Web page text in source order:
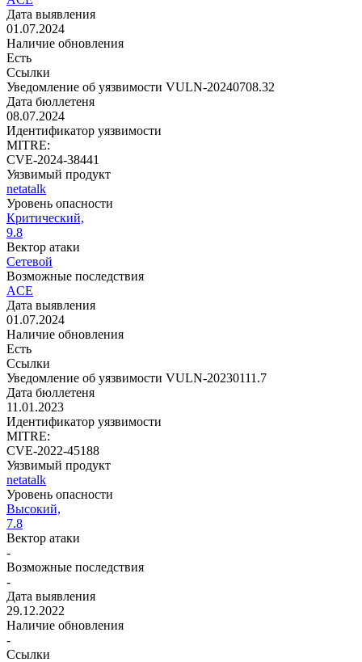
Дата выявления
01.07.2024
Наличие обновления
Есть
Ссылки
Уведомление об уязвимости VULN-20240708.32
Дата бюллетеня
08.07.2024
Идентификатор уязвимости
MITRE:
CVE-2024-38441
Уязвимый продукт
netatalk
Уровень опасности
Критический,
9.8
Вектор атаки
Сетевой
Возможные последствия
ACE
Дата выявления
01.07.2024
Наличие обновления
Есть
Ссылки
Уведомление об уязвимости VULN-20230111.7
Дата бюллетеня
11.01.2023
Идентификатор уязвимости
MITRE:
CVE-2022-45188
Уязвимый продукт
netatalk
Уровень опасности
Высокий,
7.8
Вектор атаки
-
Возможные последствия
-
Дата выявления
29.12.2022
Наличие обновления
-
Ссылки